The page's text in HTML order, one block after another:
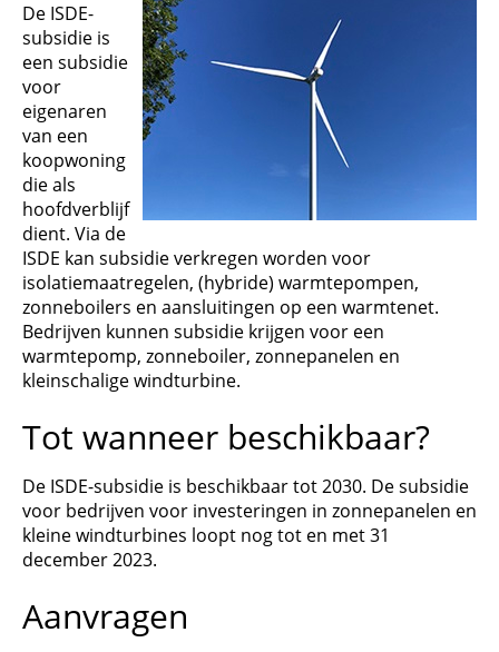
De ISDE-
subsidie is
een subsidie
voor
eigenaren
van een
koopwoning
die als
hoofdverblijf
dient. Via de
ISDE kan subsidie verkregen worden voor
isolatiemaatregelen, (hybride) warmtepompen,
zonneboilers en aansluitingen op een warmtenet.
Bedrijven kunnen subsidie krijgen voor een
warmtepomp, zonneboiler, zonnepanelen en
kleinschalige windturbine.
Tot wanneer beschikbaar?
De ISDE-subsidie is beschikbaar tot 2030. De subsidie
voor bedrijven voor investeringen in zonnepanelen en
kleine windturbines loopt nog tot en met 31
december 2023.
Aanvragen